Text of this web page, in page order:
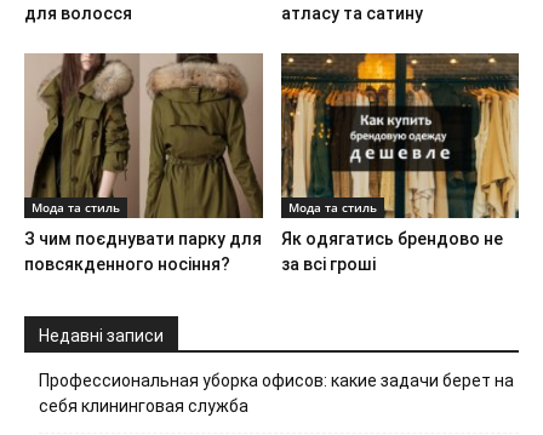
для волосся
атласу та сатину
Мода та стиль
З чим поєднувати парку для
повсякденного носіння?
Мода та стиль
Як одягатись брендово не
за всі гроші
Недавні записи
Профессиональная уборка офисов: какие задачи берет на
себя клининговая служба